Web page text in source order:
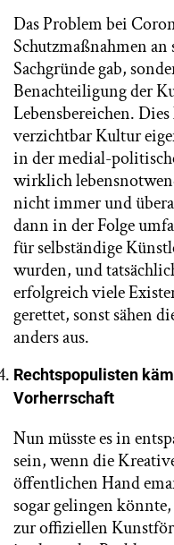
Das Problem bei
Schutzmaßnahmen an
Sachgründe gab,
Benachteiligung der
Lebensbereichen.
verzichtbar Kultur
in der medial-
wirklich
nicht immer und
dann in der Folge
für selbständige
wurden, und
erfolgreich viele
gerettet, sonst sähen
anders aus.
Rechtspopulisten
Vorherrschaft
Nun müsste es in
sein, wenn die
öffentlichen Hand
sogar gelingen
zur offiziellen